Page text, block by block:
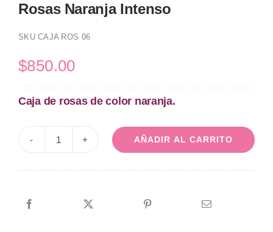
Rosas Naranja Intenso
SKUCAJA ROS 06
$850.00
Caja de rosas de color naranja.
cantidad
AÑADIR AL CARRITO